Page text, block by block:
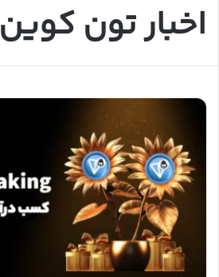
اخبار تون کوین